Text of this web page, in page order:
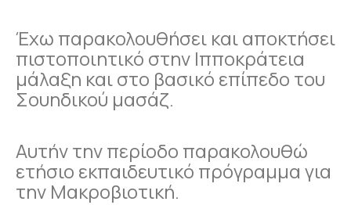
Έχω παρακολουθήσει και αποκτήσει
πιστοποιητικό στην Ιπποκράτεια
μάλαξη και στο βασικό επίπεδο του
Σουηδικού μασάζ.
Αυτήν την περίοδο παρακολουθώ
ετήσιο εκπαιδευτικό πρόγραμμα για
την Μακροβιοτική.